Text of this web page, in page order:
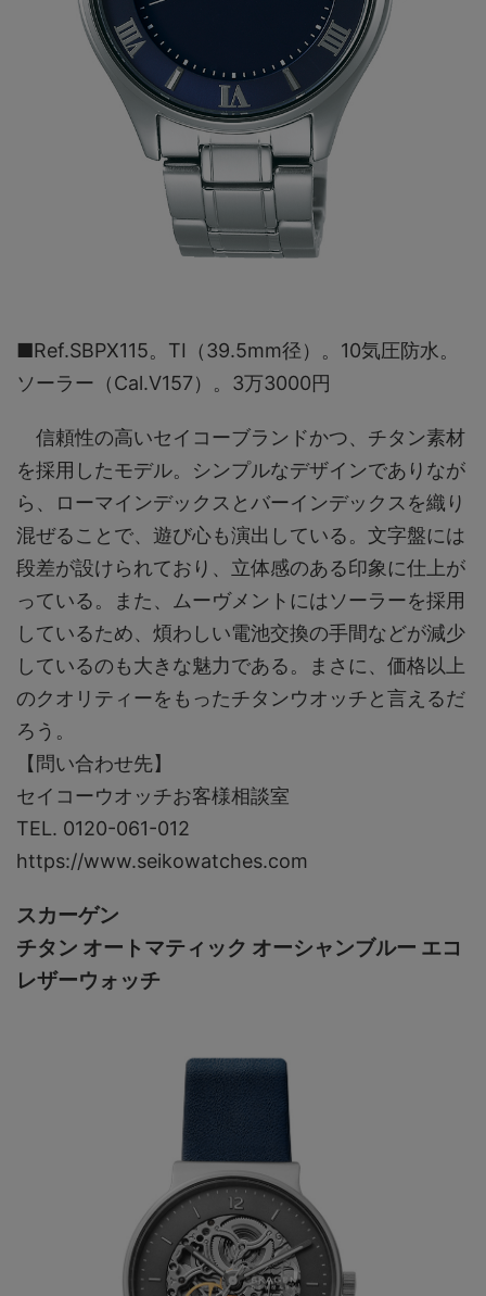
■Ref.SBPX115。TI（39.5mm径）。10気圧防⽔。
ソーラー（Cal.V157）。3万3000円
信頼性の⾼いセイコーブランドかつ、チタン素材
を採⽤したモデル。シンプルなデザインでありなが
ら、ローマインデックスとバーインデックスを織り
混ぜることで、遊び⼼も演出している。⽂字盤には
段差が設けられており、⽴体感のある印象に仕上が
っている。また、ムーヴメントにはソーラーを採⽤
しているため、煩わしい電池交換の⼿間などが減少
しているのも⼤きな魅⼒である。まさに、価格以上
のクオリティーをもったチタンウオッチと言えるだ
ろう。
【問い合わせ先】
セイコーウオッチお客様相談室
TEL. 0120-061-012
https://www.seikowatches.com
スカーゲン
チタン オートマティック オーシャンブルー エコ
レザーウォッチ